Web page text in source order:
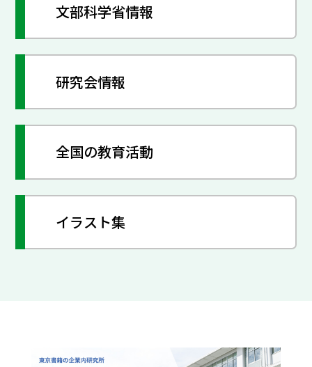
文部科学省情報
研究会情報
全国の教育活動
イラスト集